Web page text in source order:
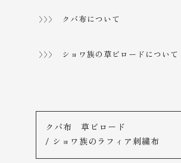
>>> クバ布について
>>> ショワ族の草ビロードについて
クバ布 草ビロード
/ ショワ族のラフィア刺繍布